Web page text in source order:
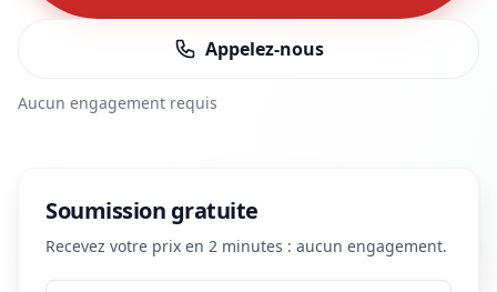
Appelez-nous
Aucun engagement requis
Soumission gratuite
Recevez votre prix en 2 minutes : aucun engagement.